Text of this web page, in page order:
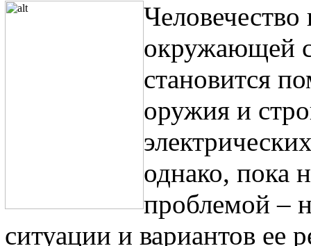
Человечество
окружающей
становится
оружия и
однако, пока
проблемой –
ситуации и вариантов ее